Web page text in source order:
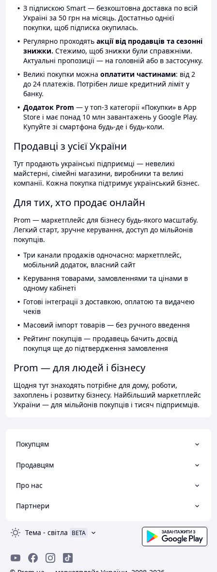
З підпискою Smart — безкоштовна доставка по всій
Україні за 50 грн на місяць. Достатньо однієї
покупки, щоб підписка окупилась.
Регулярно проходять акції від продавців та сезонні
знижки. Стежимо, щоб знижки були справжніми.
Актуальні пропозиції — на головній або в застосунку.
Великі покупки можна оплатити частинами: від 2
до 24 платежів. Потрібен лише кредитний ліміт у
банку.
Додаток Prom — у топ-3 категорії «Покупки» в App
Store і має понад 10 млн завантажень у Google Play.
Купуйте зі смартфона будь-де і будь-коли.
Продавці з усієї України
Тут продають українські підприємці — невеликі
майстерні, сімейні магазини, виробники та великі
компанії. Кожна покупка підтримує український бізнес.
Для тих, хто продає онлайн
Prom — маркетплейс для бізнесу будь-якого масштабу.
Легкий старт, зручне керування, доступ до мільйонів
покупців.
Три канали продажів одночасно: маркетплейс,
мобільний додаток, власний сайт
Керування товарами, замовленнями та цінами в
одному кабінеті
Готові інтеграції з доставкою, оплатою та видачею
чеків
Масовий імпорт товарів — без ручного введення
Рейтинг покупців — продавець бачить досвід
покупця ще до підтвердження замовлення
Prom — для людей і бізнесу
Щодня тут знаходять потрібне для дому, роботи,
захоплень і розвитку бізнесу. Найбільший маркетплейс
України — для мільйонів покупців і тисяч підприємців.
Покупцям
Продавцям
Про нас
Партнери
Тема - світла BETA